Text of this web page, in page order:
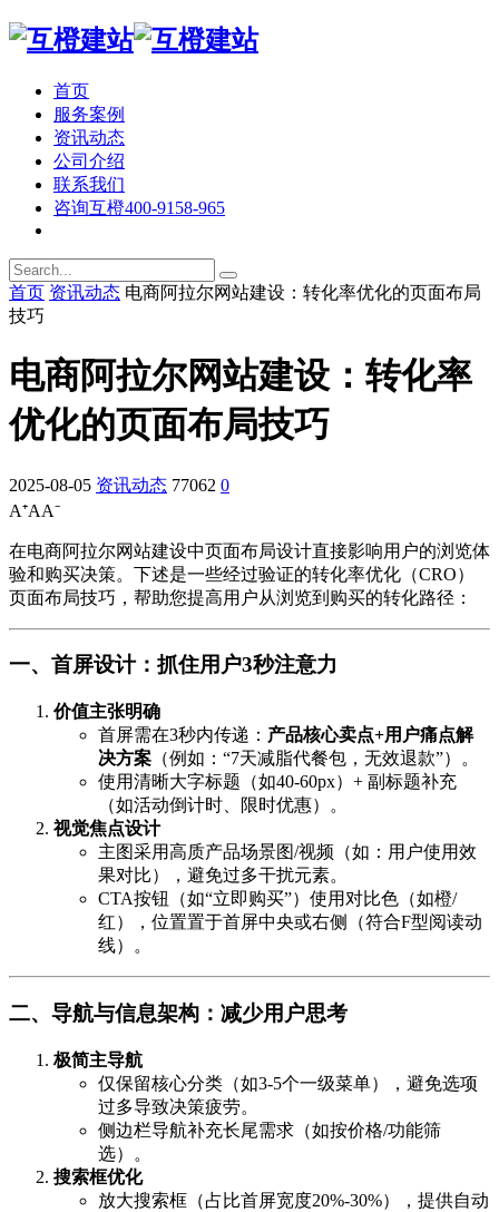
首页
服务案例
资讯动态
公司介绍
联系我们
咨询互橙400-9158-965
首页 资讯动态 电商阿拉尔网站建设：转化率优化的页面布局
技巧
电商阿拉尔网站建设：转化率
优化的页面布局技巧
2025-08-05 资讯动态 77062 0
A⁺AA⁻
在电商阿拉尔网站建设中页面布局设计直接影响用户的浏览体
验和购买决策。下述是一些经过验证的转化率优化（CRO）
页面布局技巧，帮助您提高用户从浏览到购买的转化路径：
一、首屏设计：抓住用户3秒注意力
价值主张明确
首屏需在3秒内传递： 产品核心卖点+用户痛点解
决方案 （例如：“7天减脂代餐包，无效退款”）。
使用清晰大字标题（如40-60px）+ 副标题补充
（如活动倒计时、限时优惠）。
视觉焦点设计
主图采用高质产品场景图/视频（如：用户使用效
果对比），避免过多干扰元素。
CTA按钮（如“立即购买”）使用对比色（如橙/
红），位置置于首屏中央或右侧（符合F型阅读动
线）。
二、导航与信息架构：减少用户思考
极简主导航
仅保留核心分类（如3-5个一级菜单），避免选项
过多导致决策疲劳。
侧边栏导航补充长尾需求（如按价格/功能筛
选）。
搜索框优化
放大搜索框（占比首屏宽度20%-30%），提供自动